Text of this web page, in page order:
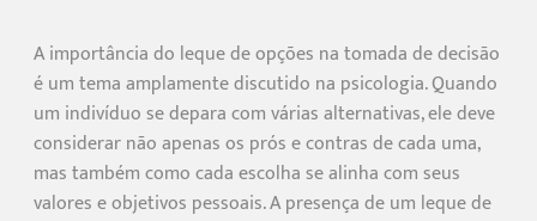
A importância do leque de opções na tomada de decisão
é um tema amplamente discutido na psicologia. Quando
um indivíduo se depara com várias alternativas, ele deve
considerar não apenas os prós e contras de cada uma,
mas também como cada escolha se alinha com seus
valores e objetivos pessoais. A presença de um leque de